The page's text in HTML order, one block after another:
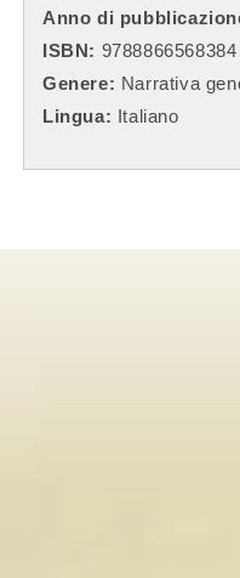
Anno di
ISBN: 9788866568384
Genere: Narrativa
Lingua: Italiano